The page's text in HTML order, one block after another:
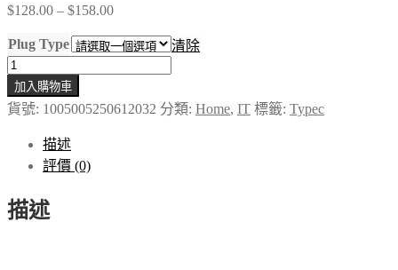
$128.00 – $158.00Price
$128.00
through
$158.00
Plug Type
清除
Type
C
端
口
電
器
加入購物車
貨號: 1005005250612032 分類: Home, IT 標籤: Typec
描述
評價 (0)
描述